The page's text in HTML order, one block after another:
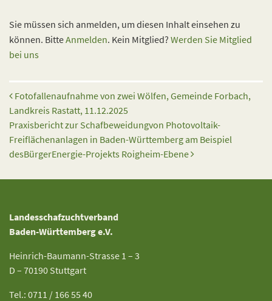
Sie müssen sich anmelden, um diesen Inhalt einsehen zu
können. BitteAnmelden. Kein Mitglied? Werden Sie Mitglied
bei uns
Beitrags-Navigation
Fotofallenaufnahme von zwei Wölfen, Gemeinde Forbach,
Landkreis Rastatt, 11.12.2025
Praxisbericht zur Schafbeweidungvon Photovoltaik-
Freiflächenanlagen in Baden-Württemberg am Beispiel
desBürgerEnergie-Projekts Roigheim-Ebene
Landesschafzuchtverband
Baden-Württemberg e.V.
Heinrich-Baumann-Strasse 1 – 3
D – 70190 Stuttgart
Tel.: 0711 / 166 55 40